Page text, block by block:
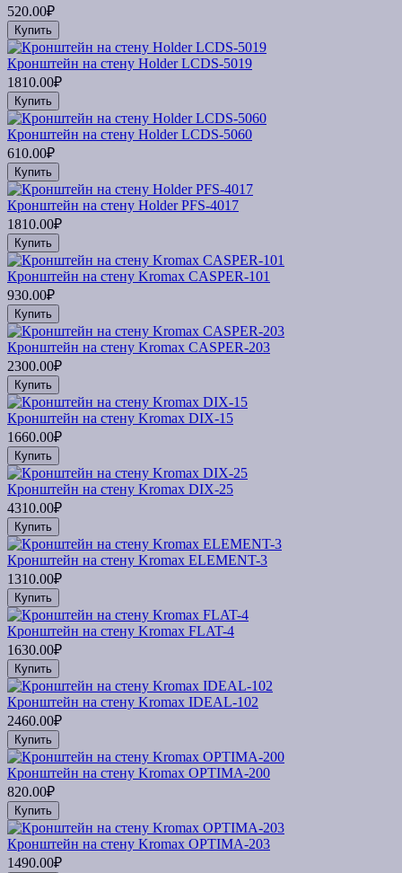
520.00₽
Купить
Кронштейн на стену Holder LCDS-5019
1810.00₽
Купить
Кронштейн на стену Holder LCDS-5060
610.00₽
Купить
Кронштейн на стену Holder PFS-4017
1810.00₽
Купить
Кронштейн на стену Kromax CASPER-101
930.00₽
Купить
Кронштейн на стену Kromax CASPER-203
2300.00₽
Купить
Кронштейн на стену Kromax DIX-15
1660.00₽
Купить
Кронштейн на стену Kromax DIX-25
4310.00₽
Купить
Кронштейн на стену Kromax ELEMENT-3
1310.00₽
Купить
Кронштейн на стену Kromax FLAT-4
1630.00₽
Купить
Кронштейн на стену Kromax IDEAL-102
2460.00₽
Купить
Кронштейн на стену Kromax OPTIMA-200
820.00₽
Купить
Кронштейн на стену Kromax OPTIMA-203
1490.00₽